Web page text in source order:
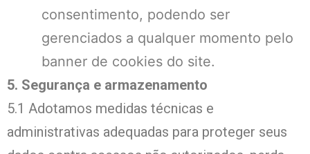
consentimento, podendo ser
gerenciados a qualquer momento pelo
banner de cookies do site.
5. Segurança e armazenamento
5.1 Adotamos medidas técnicas e
administrativas adequadas para proteger seus